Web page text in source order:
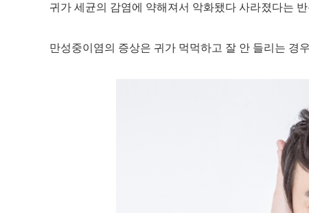
귀가 세균의 감염에 약해져서 악화됐다 사라졌다는
만성중이염의 증상은 귀가 먹먹하고 잘 안 들리는 경